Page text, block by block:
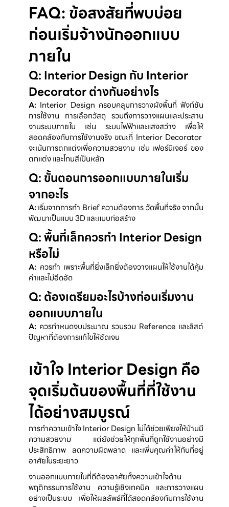
FAQ: ข้อสงสัยที่พบบ่อย
ก่อนเริ่มจ้างนักออกแบบ
ภายใน
Q: Interior Design กับ Interior
Decorator ต่างกันอย่างไร
A: Interior Design ครอบคลุมการวางผังพื้นที่ ฟังก์ชัน
การใช้งาน การเลือกวัสดุ รวมถึงการวางแผนและประสาน
งานระบบภายใน เช่น ระบบไฟฟ้าและแสงสว่าง เพื่อให้
สอดคล้องกับการใช้งานจริง ขณะที่ Interior Decorator
จะเน้นการตกแต่งเพื่อความสวยงาม เช่น เฟอร์นิเจอร์ ของ
ตกแต่ง และโทนสีเป็นหลัก
Q: ขั้นตอนการออกแบบภายในเริ่ม
จากอะไร
A: เริ่มจากการทำ Brief ความต้องการ วัดพื้นที่จริง จากนั้น
พัฒนาเป็นแบบ 3D และแบบก่อสร้าง
Q: พื้นที่เล็กควรทำ Interior Design
หรือไม่
A: ควรทำ เพราะพื้นที่ยิ่งเล็กยิ่งต้องวางแผนให้ใช้งานได้คุ้ม
ค่าและไม่อึดอัด
Q: ต้องเตรียมอะไรบ้างก่อนเริ่มงาน
ออกแบบภายใน
A: ควรกำหนดงบประมาณ รวบรวม Reference และลิสต์
ปัญหาที่ต้องการแก้ไขให้ชัดเจน
เข้าใจ Interior Design คือ
จุดเริ่มต้นของพื้นที่ที่ใช้งาน
ได้อย่างสมบูรณ์
การทำความเข้าใจ Interior Design ไม่ได้ช่วยเพียงให้บ้านมี
ความสวยงาม แต่ยังช่วยให้ทุกพื้นที่ถูกใช้งานอย่างมี
ประสิทธิภาพ ลดความผิดพลาด และเพิ่มคุณค่าให้กับที่อยู่
อาศัยในระยะยาว
งานออกแบบภายในที่ดีต้องอาศัยทั้งความเข้าใจด้าน
พฤติกรรมการใช้งาน ความรู้เชิงเทคนิค และการวางแผน
อย่างเป็นระบบ เพื่อให้ผลลัพธ์ที่ได้สอดคล้องกับการใช้งาน